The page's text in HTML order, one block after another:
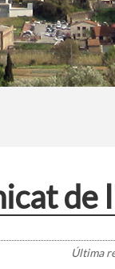
de
Última